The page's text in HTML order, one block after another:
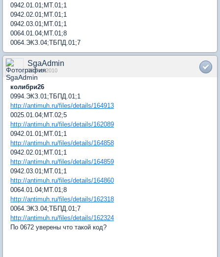
0942.01.01;МТ.01;1
0942.02.01;МТ.01;1
0942.03.01;МТ.01;1
0064.01.04;МТ.01;8
0064.ЭКЗ.04;ТБПД.01;7
SgaAdmin
08 Feb 2010
колибри26
0994.ЭКЗ.01;ТБПД.01;1
http://antimuh.ru/files/details/164913
0025.01.04;МТ.02;5
http://antimuh.ru/files/details/162089
0942.01.01;МТ.01;1
http://antimuh.ru/files/details/164858
0942.02.01;МТ.01;1
http://antimuh.ru/files/details/164859
0942.03.01;МТ.01;1
http://antimuh.ru/files/details/164860
0064.01.04;МТ.01;8
http://antimuh.ru/files/details/162318
0064.ЭКЗ.04;ТБПД.01;7
http://antimuh.ru/files/details/162324
По 0672 уверены что такой код?